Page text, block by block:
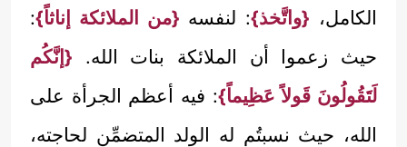
الكامل، {واتَّخذ}: لنفسه {من الملائكة إناثاً}:
حيث زعموا أن الملائكة بنات الله. {إنَّكُم
لَتَقُولُونَ قَولاً عَظِيماً}: فيه أعظم الجرأة على
الله، حيث نسبتُم له الولد المتضمِّن لحاجته،